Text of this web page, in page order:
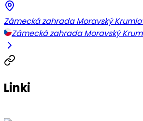
Zámecká zahrada Moravský
Zámecká zahrada Moravský
Linki